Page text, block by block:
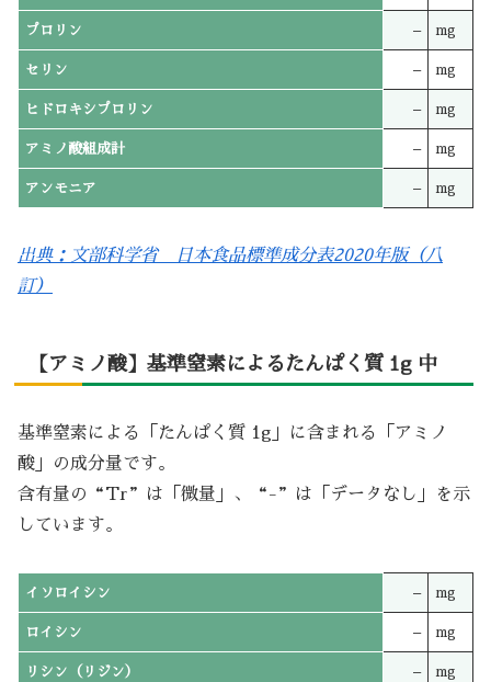
プロリン – mg
セリン – mg
ヒドロキシプロリン – mg
アミノ酸組成計 – mg
アンモニア – mg
出典：文部科学省 日本食品標準成分表2020年版（八
訂）
【アミノ酸】基準窒素によるたんぱく質 1g 中
基準窒素による「たんぱく質 1g」に含まれる「アミノ
酸」の成分量です。
含有量の“Tr”は「微量」、“-”は「データなし」を示
しています。
イソロイシン – mg
ロイシン – mg
リシン（リジン） – mg